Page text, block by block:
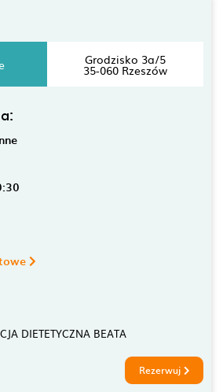
Grodzisko 3a/5
35-060 Rzeszów
DIETETYCZNA BEATA
Rezerwuj